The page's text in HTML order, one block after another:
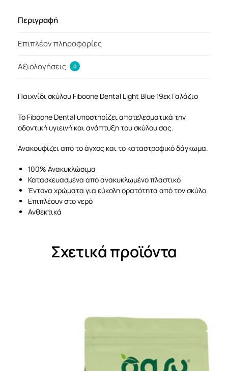
Περιγραφή
Επιπλέον πληροφορίες
Αξιολογήσεις 0
Παιχνίδι σκύλου Fiboone Dental Light Blue 19εκ Γαλάζιο
Το Fiboone Dental υποστηρίζει αποτελεσματικά την
οδοντική υγιεινή και ανάπτυξη του σκύλου σας.
Ανακουφίζει από το άγχος και το καταστροφικό δάγκωμα.
100% Ανακυκλώσιμα
Κατασκευασμένα από ανακυκλωμένο πλαστικό
Έντονα χρώματα για εύκολη ορατότητα από τον σκύλο
Επιπλέουν στο νερό
Ανθεκτικά
Σχετικά προϊόντα